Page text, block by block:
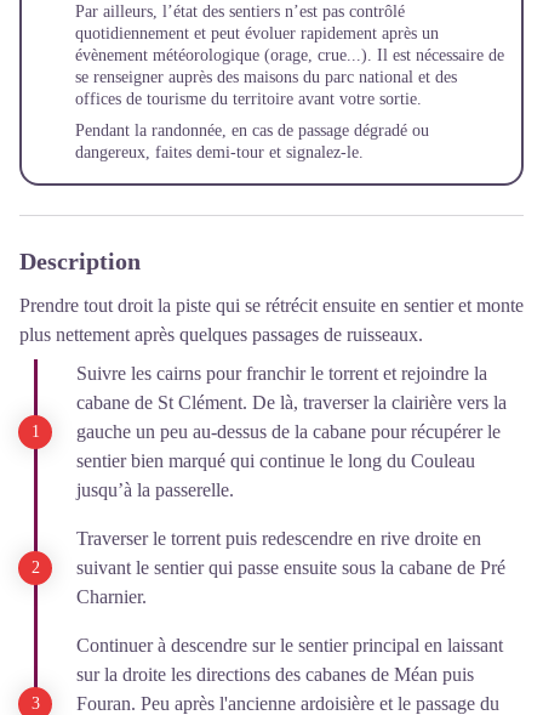
Par ailleurs, l’état des sentiers n’est pas contrôlé
quotidiennement et peut évoluer rapidement après un
évènement météorologique (orage, crue...). Il est nécessaire de
se renseigner auprès des maisons du parc national et des
offices de tourisme du territoire avant votre sortie.
Pendant la randonnée, en cas de passage dégradé ou
dangereux, faites demi-tour et signalez-le
Description
Prendre tout droit la piste qui se rétrécit ensuite en sentier et monte
plus nettement après quelques passages de ruisseaux.
Suivre les cairns pour franchir le torrent et rejoindre la
cabane de St Clément. De là, traverser la clairière vers la
gauche un peu au-dessus de la cabane pour récupérer le
sentier bien marqué qui continue le long du Couleau
jusqu’à la passerelle.
Traverser le torrent puis redescendre en rive droite en
suivant le sentier qui passe ensuite sous la cabane de Pré
Charnier.
Continuer à descendre sur le sentier principal en laissant
sur la droite les directions des cabanes de Méan puis
Fouran. Peu après l'ancienne ardoisière et le passage du